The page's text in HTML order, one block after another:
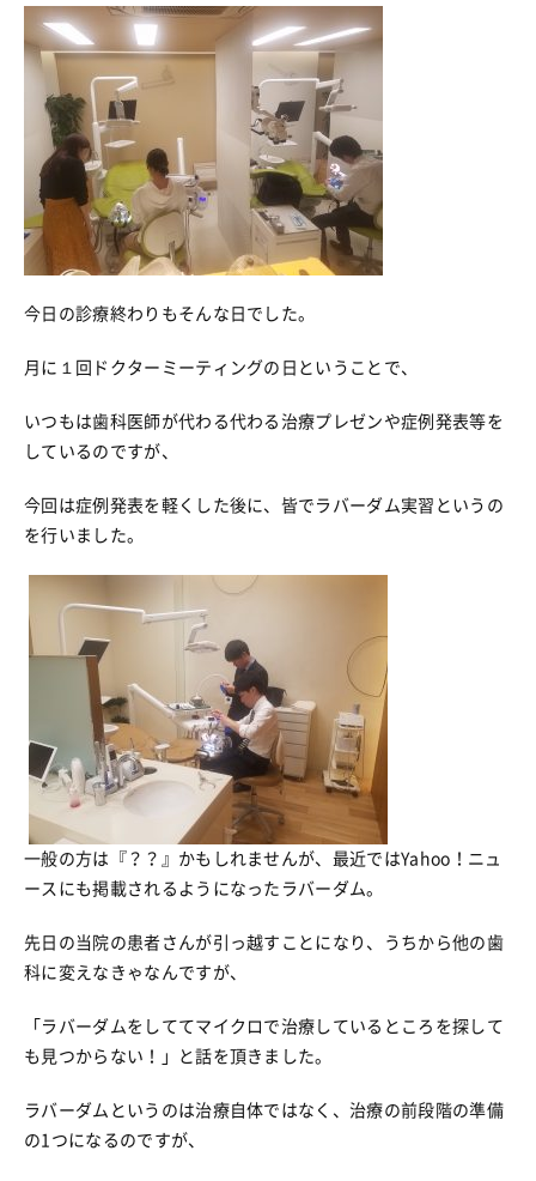
今日の診療終わりもそんな日でした。
月に１回ドクターミーティングの日ということで、
いつもは歯科医師が代わる代わる治療プレゼンや症例発表等を
しているのですが、
今回は症例発表を軽くした後に、皆でラバーダム実習というの
を行いました。
一般の方は『？？』かもしれませんが、最近ではYahoo！ニュ
ースにも掲載されるようになったラバーダム。
先日の当院の患者さんが引っ越すことになり、うちから他の歯
科に変えなきゃなんですが、
「ラバーダムをしててマイクロで治療しているところを探して
も見つからない！」と話を頂きました。
ラバーダムというのは治療自体ではなく、治療の前段階の準備
の1つになるのですが、